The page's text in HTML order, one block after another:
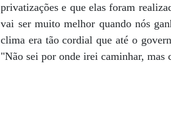
privatizações e que elas foram
vai ser muito melhor quando nós
clima era tão cordial que até o
"Não sei por onde irei caminhar, mas